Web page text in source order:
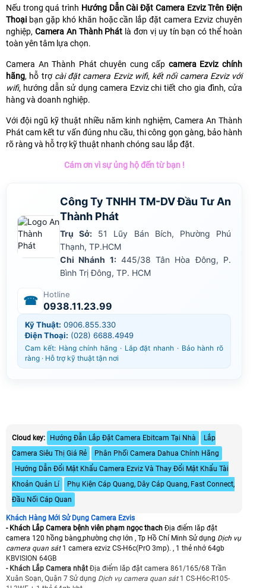
Nếu trong quá trình Hướng Dẫn Cài Đặt Camera Ezviz Trên Điện
Thoại bạn gặp khó khăn hoặc cần lắp đặt camera Ezviz chuyên
nghiệp, Camera An Thành Phát là đơn vị uy tín bạn có thể hoàn
toàn yên tâm lựa chọn.
Camera An Thành Phát chuyên cung cấp camera Ezviz chính
hãng, hỗ trợ cài đặt camera Ezviz wifi, kết nối camera Ezviz với
wifi, hướng dẫn sử dụng camera Ezviz chi tiết cho gia đình, cửa
hàng và doanh nghiệp.
Với đội ngũ kỹ thuật nhiều năm kinh nghiệm, Camera An Thành
Phát cam kết tư vấn đúng nhu cầu, thi công gọn gàng, bảo hành
rõ ràng và hỗ trợ kỹ thuật nhanh chóng sau lắp đặt.
Cám ơn vì sự ủng hộ đến từ bạn !
Công Ty TNHH TM-DV Đầu Tư An
Thành Phát
Trụ Sở: 51 Lũy Bán Bích, Phường Phú
Thạnh, TP.HCM
Chi Nhánh 1:445/38 Tân Hòa Đông, P.
Bình Trị Đông, TP. HCM
☎ Hotline
0938.11.23.99
Kỹ Thuật: 0906.855.330
Điện Thoại: (028) 6688.4949
Cam kết: Hàng chính hãng · Lắp đặt nhanh · Bảo hành rõ
ràng · Hỗ trợ kỹ thuật tận nơi
Cloud key: Hướng Đẫn Lắp Đặt Camera Ebitcam Tại Nhà
Lắp
Camera Siêu Thị Giá Rẻ
Phân Phối Camera Dahua Chính Hãng
Hướng Dẫn Đổi Mật Khẩu Camera Ezviz Và Thay Đổi Mật Khẩu Tài
Khoản Quản Lí
Phụ Kiện Cáp Quang, Dây Cáp Quang, Fast Connect,
Đầu Nối Cáp Quan
Khách Hàng Mới Sử Dụng Camera Ezvis
- Khách Lắp Camera bệnh viên phạm ngọc thach Địa điểm lăp đặt
camera 120 hồng bàng,phường chợ lớn , Tp Hồ Chí Minh Sử dụng Dịch vụ
camera quan sát 1 camera ezviz CS-H6c(PrO 3mp). , 1 thẻ nhớ 64gb
KBVISION 64GB
- Khách Lắp Camera nhật Địa điểm lăp đặt camera 861/165/68 Trần
Xuân Soạn, Quận 7 Sử dụng Dịch vụ camera quan sát 1 CS-H6c-R105-